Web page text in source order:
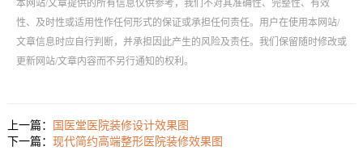
本网站/文章提供的所有信息仅供参考，我们不对其准确性、完整性、有效
性、及时性或适用性作任何形式的保证或承担任何责任。用户在使用本网站/
文章信息时应自行判断，并承担因此产生的风险及责任。我们保留随时修改或
更新网站/文章内容而不另行通知的权利。
上一篇：
国医堂医院装修设计效果图
下一篇： 现代简约高端整形医院装修效果图